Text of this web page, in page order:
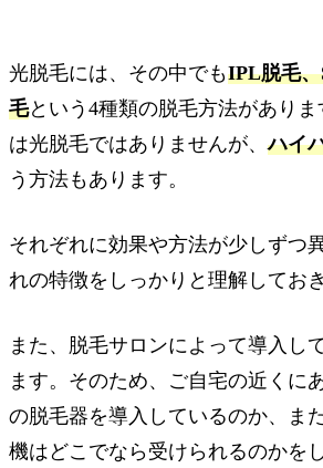
光脱毛には、その中でもIPL脱毛、
毛という4種類の脱毛方法があり
は光脱毛ではありませんが、ハイ
う方法もあります。
それぞれに効果や方法が少しずつ
れの特徴をしっかりと理解してお
また、脱毛サロンによって導入し
ます。そのため、ご自宅の近くに
の脱毛器を導入しているのか、ま
機はどこでなら受けられるのかを